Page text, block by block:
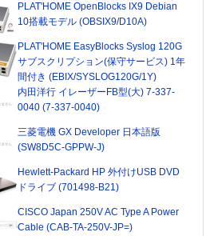
PLAT'HOME OpenBlocks IX9 Debian
10搭載モデル (OBSIX9/D10A)
PLAT'HOME EasyBlocks Syslog 120G
サブスクリプション(保守サービス) 1年
間付き (EBIX/SYSLOG120G/1Y)
内田洋行 イレーザーFB型(大) 7-337-
0040 (7-337-0040)
三菱電機 GX Developer 日本語版
(SW8D5C-GPPW-J)
Hewlett-Packard HP 外付けUSB DVD
ドライブ (701498-B21)
CISCO Japan 250V AC Type A Power
Cable (CAB-TA-250V-JP=)